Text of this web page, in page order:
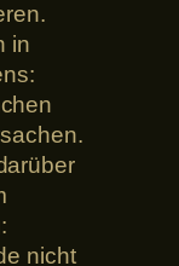
in
nicht